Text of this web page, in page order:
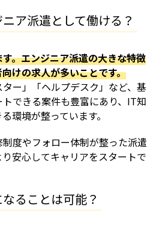
ア派遣として働ける？
。エンジニア派遣の大きな特徴
けの求人が多いことです。
ター」「ヘルプデスク」など、基
できる案件も豊富にあり、IT知
環境が整っています。
度やフォロー体制が整った派遣
安心してキャリアをスタートで
ることは可能？